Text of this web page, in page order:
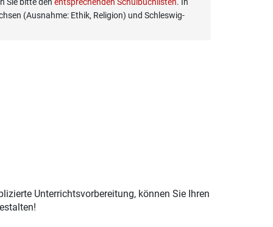
(Ausnahme: Ethik, Religion) und Schleswig-
Unterrichtsvorbereitung, können Sie Ihren